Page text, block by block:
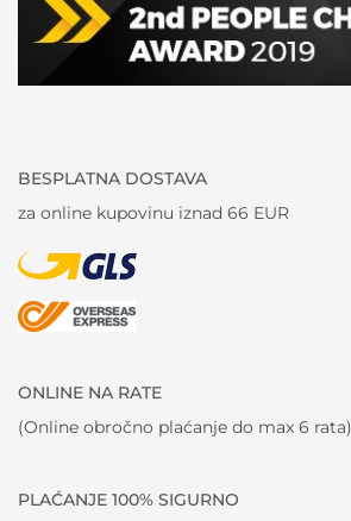
BESPLATNA DOSTAVA
za online kupovinu iznad 66 EUR
ONLINE NA RATE
(Online obročno plaćanje do max 6 rata)
PLAĆANJE 100% SIGURNO